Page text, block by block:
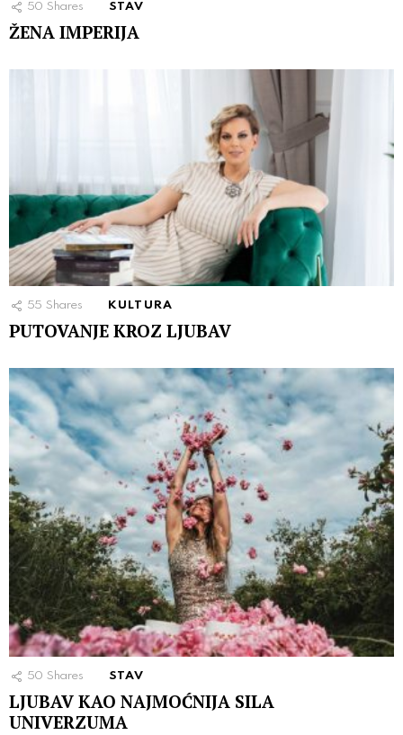
50 Shares STAV
ŽENA IMPERIJA
55 Shares KULTURA
PUTOVANJE KROZ LJUBAV
50 Shares STAV
LJUBAV KAO NAJMOĆNIJA SILA
UNIVERZUMA